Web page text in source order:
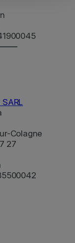
Colagne
27